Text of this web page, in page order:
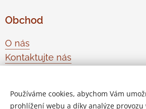
Obchod
O nás
Kontaktujte nás
Používáme cookies, abychom Vám
prohlížení webu a díky analýze